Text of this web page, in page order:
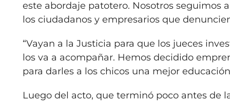
este abordaje patotero. Nosotros seguimos
los ciudadanos y empresarios que
“Vayan a la Justicia para que los jueces
los va a acompañar. Hemos decidido
para darles a los chicos una mejor
Luego del acto, que terminó poco antes de